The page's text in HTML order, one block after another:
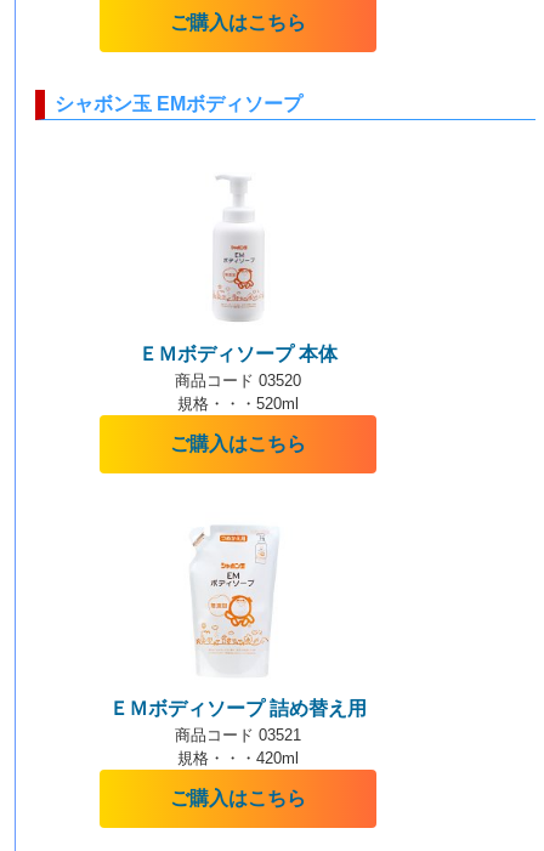
ご購入はこちら
シャボン玉 EMボディソープ
ＥＭボディソープ 本体
商品コード 03520
規格・・・520ml
ご購入はこちら
ＥＭボディソープ 詰め替え用
商品コード 03521
規格・・・420ml
ご購入はこちら